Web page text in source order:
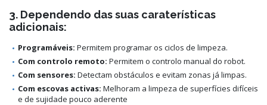
3. Dependendo das suas caraterísticas
adicionais:
Programáveis: Permitem programar os ciclos de limpeza.
Com controlo remoto: Permitem o controlo manual do robot.
Com sensores: Detectam obstáculos e evitam zonas já limpas.
Com escovas activas: Melhoram a limpeza de superfícies difíceis
e de sujidade pouco aderente